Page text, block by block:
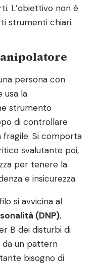
L’obiettivo non è
strumenti chiari.
persona con
usa la
strumento
di controllare
fragile. Si comporta
svalutante poi,
per tenere la
e insicurezza.
si avvicina al
(DNP),
B dei disturbi di
da un pattern
bisogno di